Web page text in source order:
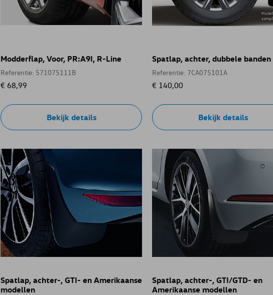
Modderflap, Voor, PR:A9I, R-Line
Referentie: 571075111B
€ 68,99
Bekijk details
Spatlap, achter, dubbele banden
Referentie: 7CA075101A
€ 140,00
Bekijk details
Spatlap, achter-, GTI- en Amerikaanse
modellen
Spatlap, achter-, GTI/GTD- en
Amerikaanse modellen